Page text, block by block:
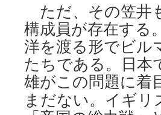
ただ、その笠井
構成員が存在する
洋を渡る形でビル
たちである。日本
雄がこの問題に着
まだない。イギ